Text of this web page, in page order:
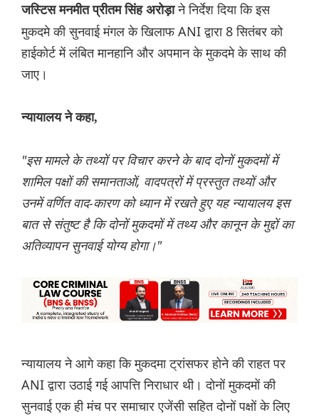
जस्टिस मनमीत प्रीतम सिंह अरोड़ाने निर्देश दिया कि इस
मुकदमे की सुनवाई मंगल के खिलाफ ANI द्वारा 8 सितंबर को
हाईकोर्ट में लंबित मानहानि और अपमान के मुकदमे के साथ की
जाए।
न्यायालय ने कहा,
"इस मामले के तथ्यों पर विचार करने के बाद दोनों मुकदमों में
शामिल पक्षों की समानताओं, वादपत्रों में प्रस्तुत तथ्यों और
उनमें वर्णित वाद-कारण को ध्यान में रखते हुए यह न्यायालय इस
बात से संतुष्ट है कि दोनों मुकदमों में तथ्य और कानून के मुद्दों का
अतिव्यापन सुनवाई योग्य होगा।"
न्यायालय ने आगे कहा कि मुकदमा ट्रांसफर होने की राहत पर
ANI द्वारा उठाई गई आपत्ति निराधार थी। दोनों मुकदमों की
सुनवाई एक ही मंच पर समाचार एजेंसी सहित दोनों पक्षों के लिए